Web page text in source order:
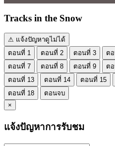
Tracks in the Snow
⚠ แจ้งปัญหาดูไม่ได้
ตอนที่ 1
ตอนที่ 2 ตอนที่ 3 ต
ตอนที่ 7
ตอนที่ 8 ตอนที่ 9 ต
ตอนที่ 13
ตอนที่ 14 ตอนที่ 15
ตอนที่ 18
ตอนจบ
×
แจ้งปัญหาการรับชม